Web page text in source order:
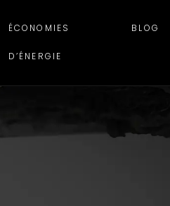
ÉCONOMIES
D’ÉNERGIE
BLOG